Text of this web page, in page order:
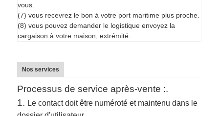
vous.
(7) vous recevrez le bon à votre port maritime plus proche.
(8) vous pouvez demander le logistique envoyez la
cargaison à votre maison, extrémité.
Nos services
Processus de service après-vente :.
1. Le contact doit être numéroté et maintenu dans le